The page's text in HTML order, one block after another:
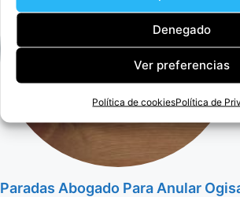
Denegado
Ver preferencias
Política de cookiesPolítica de
Paradas Abogado Para Anular